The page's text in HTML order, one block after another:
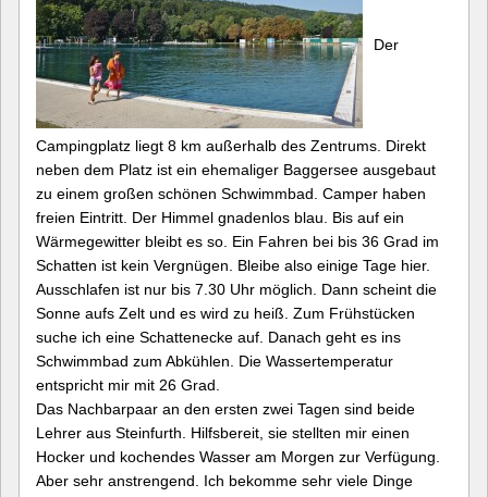
Der
Campingplatz liegt 8 km außerhalb des Zentrums. Direkt
neben dem Platz ist ein ehemaliger Baggersee ausgebaut
zu einem großen schönen Schwimmbad. Camper haben
freien Eintritt. Der Himmel gnadenlos blau. Bis auf ein
Wärmegewitter bleibt es so. Ein Fahren bei bis 36 Grad im
Schatten ist kein Vergnügen. Bleibe also einige Tage hier.
Ausschlafen ist nur bis 7.30 Uhr möglich. Dann scheint die
Sonne aufs Zelt und es wird zu heiß. Zum Frühstücken
suche ich eine Schattenecke auf. Danach geht es ins
Schwimmbad zum Abkühlen. Die Wassertemperatur
entspricht mir mit 26 Grad.
Das Nachbarpaar an den ersten zwei Tagen sind beide
Lehrer aus Steinfurth. Hilfsbereit, sie stellten mir einen
Hocker und kochendes Wasser am Morgen zur Verfügung.
Aber sehr anstrengend. Ich bekomme sehr viele Dinge